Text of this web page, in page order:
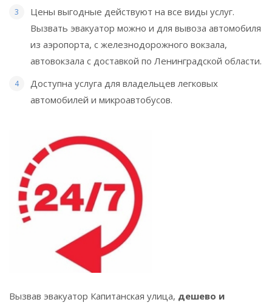
Цены выгодные действуют на все виды услуг.
Вызвать эвакуатор можно и для вывоза автомобиля
из аэропорта, с железнодорожного вокзала,
автовокзала с доставкой по Ленинградской области.
Доступна услуга для владельцев легковых
автомобилей и микроавтобусов.
Вызвав эвакуатор Капитанская улица, дешево и